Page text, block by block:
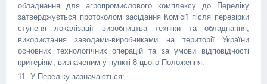
обладнання для агропромислового комплексу до Переліку
затверджується протоколом засідання Комісії після перевірки
ступеня локалізації виробництва техніки та обладнання,
використання заводами-виробниками на території України
основних технологічних операцій та за умови відповідності
критеріям, визначеним у пункті 8 цього Положення.
11. У Переліку зазначаються: